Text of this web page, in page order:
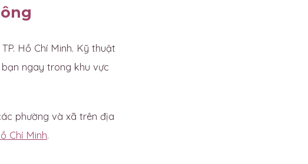
, TP. Hồ Chí Minh. Kỹ thuật
ngay trong khu vực
phường và xã trên địa
Chí Minh.